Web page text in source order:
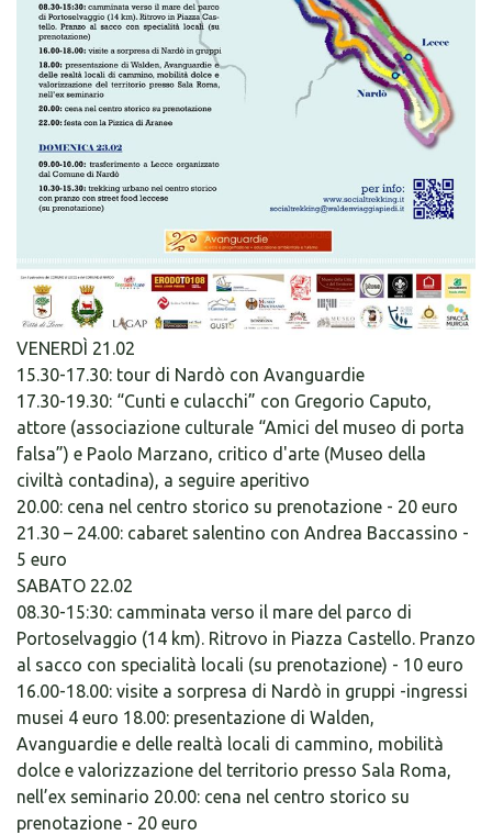
VENERDÌ 21.02
15.30-17.30: tour di Nardò con Avanguardie
17.30-19.30: “Cunti e culacchi” con Gregorio Caputo,
attore (associazione culturale “Amici del museo di porta
falsa”) e Paolo Marzano, critico d'arte (Museo della
civiltà contadina), a seguire aperitivo
20.00: cena nel centro storico su prenotazione - 20 euro
21.30 – 24.00: cabaret salentino con Andrea Baccassino -
5 euro
SABATO 22.02
08.30-15:30: camminata verso il mare del parco di
Portoselvaggio (14 km). Ritrovo in Piazza Castello. Pranzo
al sacco con specialità locali (su prenotazione) - 10 euro
16.00-18.00: visite a sorpresa di Nardò in gruppi -ingressi
musei 4 euro 18.00: presentazione di Walden,
Avanguardie e delle realtà locali di cammino, mobilità
dolce e valorizzazione del territorio presso Sala Roma,
nell’ex seminario 20.00: cena nel centro storico su
prenotazione - 20 euro